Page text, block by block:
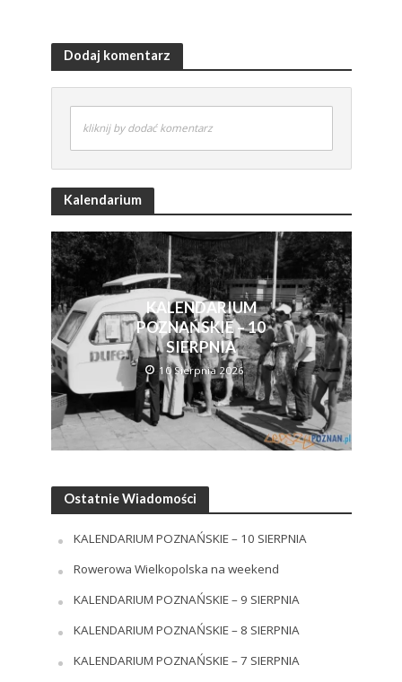
Dodaj komentarz
kliknij by dodać komentarz
Kalendarium
KALENDARIUM
POZNAŃSKIE – 10
SIERPNIA
10 Sierpnia 2026
Ostatnie Wiadomości
KALENDARIUM POZNAŃSKIE – 10 SIERPNIA
Rowerowa Wielkopolska na weekend
KALENDARIUM POZNAŃSKIE – 9 SIERPNIA
KALENDARIUM POZNAŃSKIE – 8 SIERPNIA
KALENDARIUM POZNAŃSKIE – 7 SIERPNIA